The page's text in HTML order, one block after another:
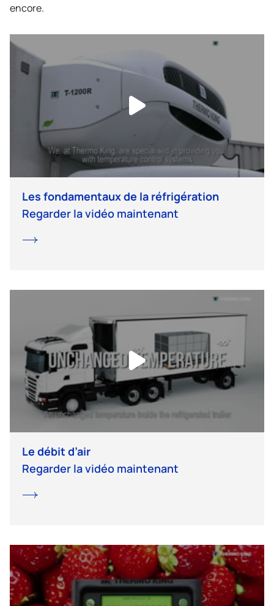
encore.
Les fondamentaux de la réfrigération
Regarder la vidéo maintenant
Le débit d’air
Regarder la vidéo maintenant